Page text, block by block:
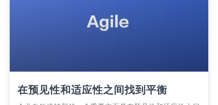
在预见性和适应性之间找到平衡